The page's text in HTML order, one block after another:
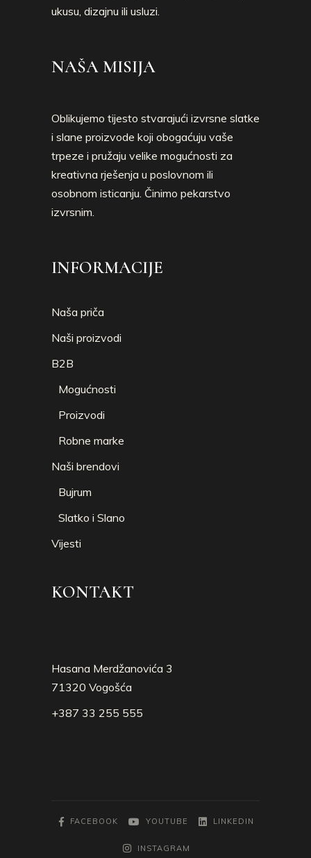
ukusu, dizajnu ili usluzi.
NAŠA MISIJA
Oblikujemo tijesto stvarajući izvrsne slatke
i slane proizvode koji obogaćuju vaše
trpeze i pružaju velike mogućnosti za
kreativna rješenja u poslovnom ili
osobnom isticanju. Činimo pekarstvo
izvrsnim.
INFORMACIJE
Naša priča
Naši proizvodi
B2B
Mogućnosti
Proizvodi
Robne marke
Naši brendovi
Bujrum
Slatko i Slano
Vijesti
KONTAKT
Hasana Merdžanovića 3
71320 Vogošća
+387 33 255 555
FACEBOOK YOUTUBE LINKEDIN
INSTAGRAM